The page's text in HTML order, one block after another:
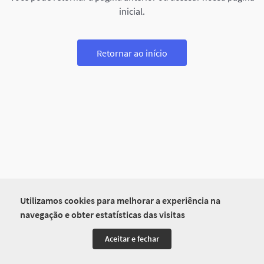
Utilizamos cookies para melhorar a experiência na
navegação e obter estatísticas das visitas
Aceitar e fechar
inicial.
Retornar ao início